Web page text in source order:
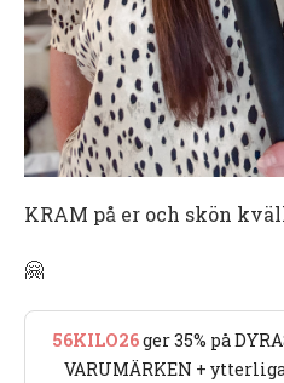
KRAM på er och skön
🤗
56KILO26ger 35% på
VARUMÄRKEN +